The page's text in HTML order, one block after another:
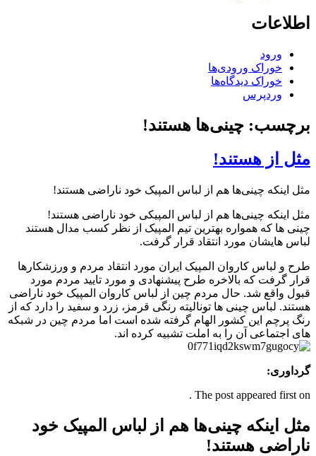
اطلاعات
ورود
خوراک ورودی‌ها
خوراک دیدگاه‌ها
وردپرس
برچسب: چینی‌ها هستند!
مثل از هستند!
مثل اینکه چینی‌ها هم از لباس المپیک خود ناراضی هستند!
مثل اینکه چینی‌ها هم از لباس المپیکی خود ناراضی هستند!
چینی ها که همواره بهترین تیم المپیک از نظر کسب مدال هستند
لباس هایشان مورد انتقاد قرار گرفت.
طرح و لباس کاروان المپیک ایران مورد انتقاد مردم و ورزشکارها
قرار گرفت که بالاخره طرح پیشنهادی و مورد تایید مردم مورد
قبول واقع شد. حال مردم چین از لباس کاروان المپیک خود ناراضی
هستند. لباس چینی ها تونالیته رنگی قرمز، زرد و سفید را دارد که از
رنگ پرچم این کشور الهام گرفته شده است اما مردم چین در شبکه
های اجتماعی آن را به املت تشبیه کرده اند.
گرداوری:
The post appeared first on .
مثل اینکه چینی‌ها هم از لباس المپیک خود
ناراضی هستند!